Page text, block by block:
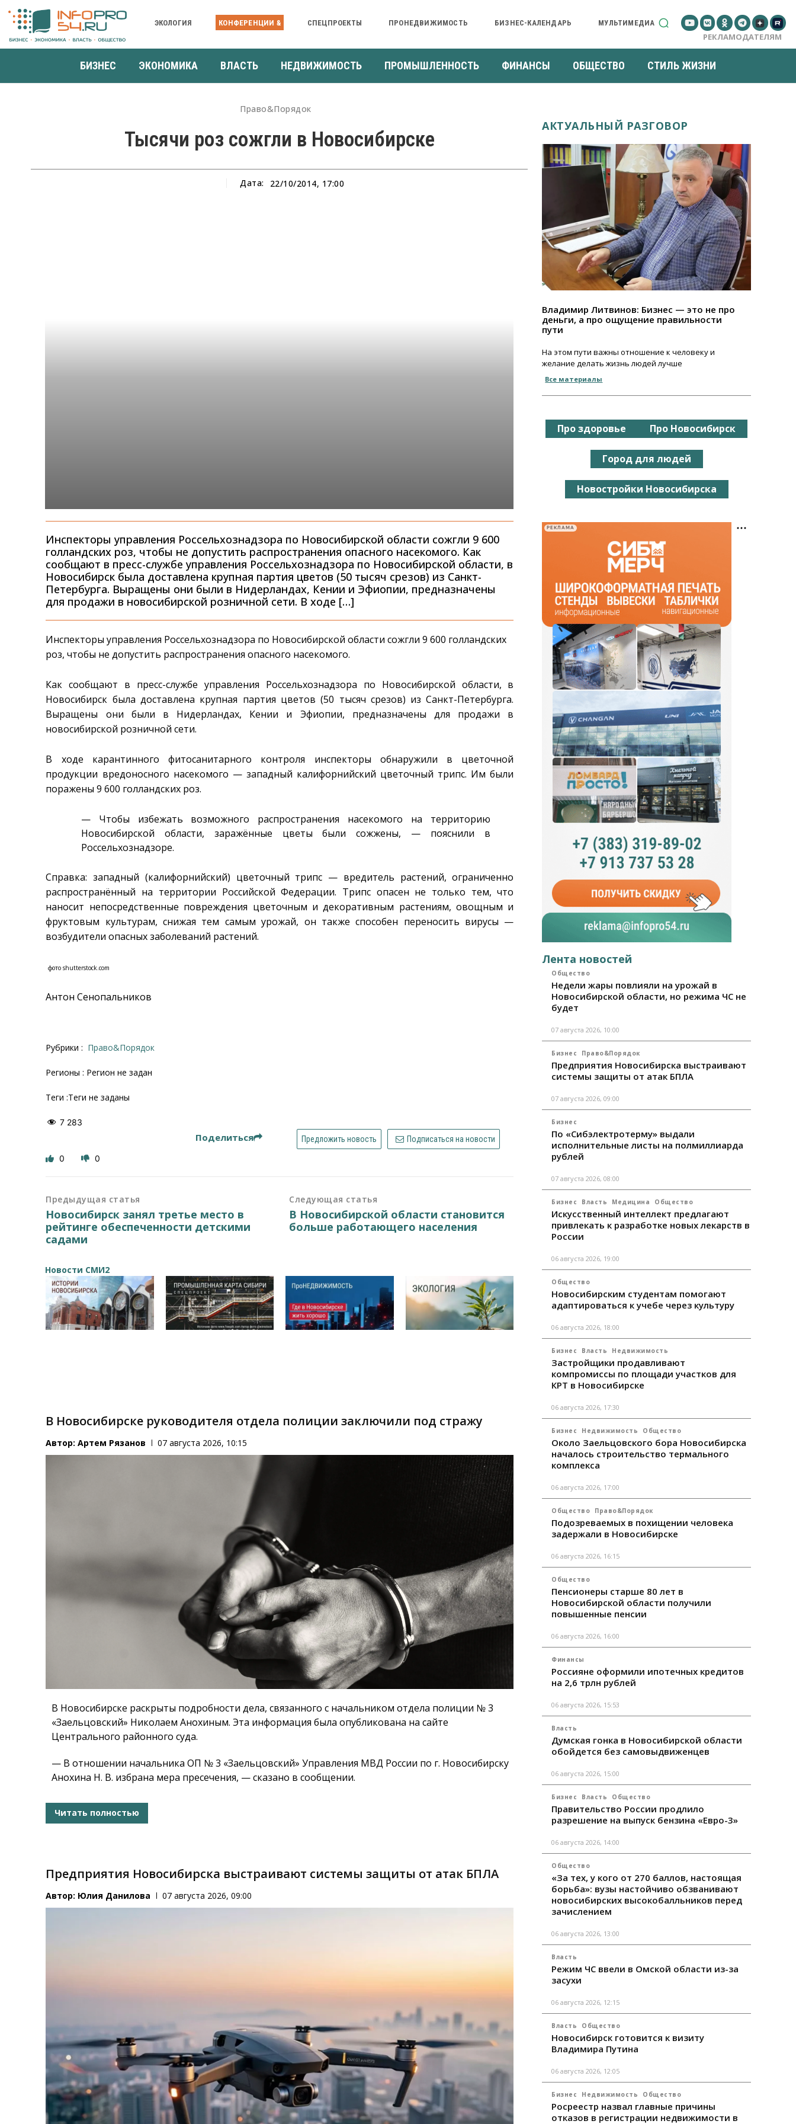
ЭКОЛОГИЯ КОНФЕРЕНЦИИ & СПЕЦПРОЕКТЫ ПРОНЕДВИЖИМОСТЬ БИЗНЕС-КАЛЕНДАРЬ МУЛЬТИМЕДИА
РЕКЛАМОДАТЕЛЯМ
БИЗНЕС ЭКОНОМИКА ВЛАСТЬ НЕДВИЖИМОСТЬ ПРОМЫШЛЕННОСТЬ ФИНАНСЫ ОБЩЕСТВО СТИЛЬ ЖИЗНИ
Право&Порядок
Тысячи роз сожгли в Новосибирске
Дата: 22/10/2014, 17:00
Инспекторы управления Россельхознадзора по Новосибирской области сожгли 9 600
голландских роз, чтобы не допустить распространения опасного насекомого. Как
сообщают в пресс-службе управления Россельхознадзора по Новосибирской области, в
Новосибирск была доставлена крупная партия цветов (50 тысяч срезов) из Санкт-
Петербурга. Выращены они были в Нидерландах, Кении и Эфиопии, предназначены
для продажи в новосибирской розничной сети. В ходе […]
Инспекторы управления Россельхознадзора по Новосибирской области сожгли 9 600 голландских
роз, чтобы не допустить распространения опасного насекомого.
Как сообщают в пресс-службе управления Россельхознадзора по Новосибирской области, в
Новосибирск была доставлена крупная партия цветов (50 тысяч срезов) из Санкт-Петербурга.
Выращены они были в Нидерландах, Кении и Эфиопии, предназначены для продажи в
новосибирской розничной сети.
В ходе карантинного фитосанитарного контроля инспекторы обнаружили в цветочной
продукции вредоносного насекомого — западный калифорнийский цветочный трипс. Им были
поражены 9 600 голландских роз.
— Чтобы избежать возможного распространения насекомого на территорию
Новосибирской области, заражённые цветы были сожжены, — пояснили в
Россельхознадзоре.
Справка: западный (калифорнийский) цветочный трипс — вредитель растений, ограниченно
распространённый на территории Российской Федерации. Трипс опасен не только тем, что
наносит непосредственные повреждения цветочным и декоративным растениям, овощным и
фруктовым культурам, снижая тем самым урожай, он также способен переносить вирусы —
возбудители опасных заболеваний растений.
фото shutterstock.com
Антон Сенопальников
Рубрики : Право&Порядок
Регионы : Регион не задан
Теги :Теги не заданы
7 283
Поделиться Предложить новость Подписаться на новости
0 0
Предыдущая статья
Новосибирск занял третье место в
рейтинге обеспеченности детскими
садами
Следующая статья
В Новосибирской области становится
больше работающего населения
Новости СМИ2
В Новосибирске руководителя отдела полиции заключили под стражу
Автор:Артем Рязанов 07 августа 2026, 10:15
В Новосибирске раскрыты подробности дела, связанного с начальником отдела полиции № 3
«Заельцовский» Николаем Анохиным. Эта информация была опубликована на сайте
Центрального районного суда.
— В отношении начальника ОП № 3 «Заельцовский» Управления МВД России по г. Новосибирску
Анохина Н. В. избрана мера пресечения, — сказано в сообщении.
Читать полностью
Предприятия Новосибирска выстраивают системы защиты от атак БПЛА
Автор: Юлия Данилова 07 августа 2026, 09:00
АКТУАЛЬНЫЙ РАЗГОВОР
Владимир Литвинов: Бизнес — это не про
деньги, а про ощущение правильности
пути
На этом пути важны отношение к человеку и
желание делать жизнь людей лучше
Все материалы
Про здоровье Про Новосибирск
Город для людей
Новостройки Новосибирска
РЕКЛАМА
Лента новостей
Общество
Недели жары повлияли на урожай в
Новосибирской области, но режима ЧС не
будет
07 августа 2026, 10:00
Бизнес Право&Порядок
Предприятия Новосибирска выстраивают
системы защиты от атак БПЛА
07 августа 2026, 09:00
Бизнес
По «Сибэлектротерму» выдали
исполнительные листы на полмиллиарда
рублей
07 августа 2026, 08:00
Бизнес Власть Медицина Общество
Искусственный интеллект предлагают
привлекать к разработке новых лекарств в
России
06 августа 2026, 19:00
Общество
Новосибирским студентам помогают
адаптироваться к учебе через культуру
06 августа 2026, 18:00
Бизнес Власть Недвижимость
Застройщики продавливают
компромиссы по площади участков для
КРТ в Новосибирске
06 августа 2026, 17:30
Бизнес Недвижимость Общество
Около Заельцовского бора Новосибирска
началось строительство термального
комплекса
06 августа 2026, 17:00
Общество Право&Порядок
Подозреваемых в похищении человека
задержали в Новосибирске
06 августа 2026, 16:15
Общество
Пенсионеры старше 80 лет в
Новосибирской области получили
повышенные пенсии
06 августа 2026, 16:00
Финансы
Россияне оформили ипотечных кредитов
на 2,6 трлн рублей
06 августа 2026, 15:53
Власть
Думская гонка в Новосибирской области
обойдется без самовыдвиженцев
06 августа 2026, 15:00
Бизнес Власть Общество
Правительство России продлило
разрешение на выпуск бензина «Евро-3»
06 августа 2026, 14:00
Общество
«За тех, у кого от 270 баллов, настоящая
борьба»: вузы настойчиво обзванивают
новосибирских высокобалльников перед
зачислением
06 августа 2026, 13:00
Власть
Режим ЧС ввели в Омской области из-за
засухи
06 августа 2026, 12:15
Власть Общество
Новосибирск готовится к визиту
Владимира Путина
06 августа 2026, 12:05
Бизнес Недвижимость Общество
Росреестр назвал главные причины
отказов в регистрации недвижимости в